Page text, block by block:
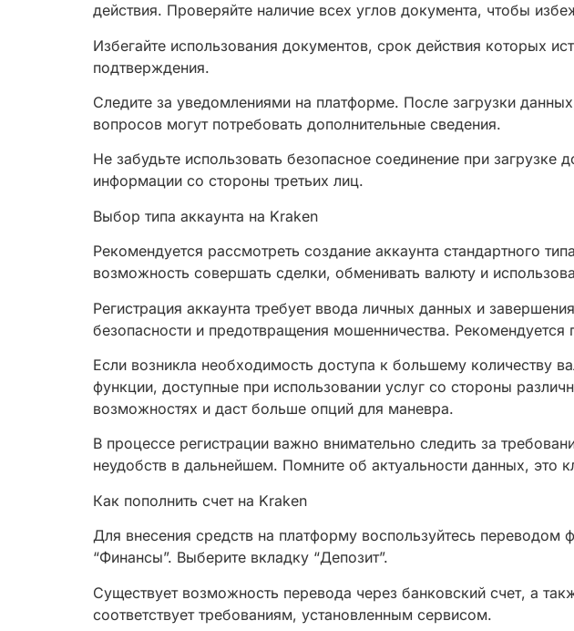
действия. Проверяйте наличие всех углов документа, чтобы
Избегайте использования документов, срок действия которых
подтверждения.
Следите за уведомлениями на платформе. После загрузки
вопросов могут потребовать дополнительные сведения.
Не забудьте использовать безопасное соединение при
информации со стороны третьих лиц.
Выбор типа аккаунта на Kraken
Рекомендуется рассмотреть создание аккаунта стандартного
возможность совершать сделки, обменивать валюту и
Регистрация аккаунта требует ввода личных данных и
безопасности и предотвращения мошенничества.
Если возникла необходимость доступа к большему количеству
функции, доступные при использовании услуг со стороны
возможностях и даст больше опций для маневра.
В процессе регистрации важно внимательно следить за
неудобств в дальнейшем. Помните об актуальности данных, это
Как пополнить счет на Kraken
Для внесения средств на платформу воспользуйтесь переводом
“Финансы”. Выберите вкладку “Депозит”.
Существует возможность перевода через банковский счет, а
соответствует требованиям, установленным сервисом.